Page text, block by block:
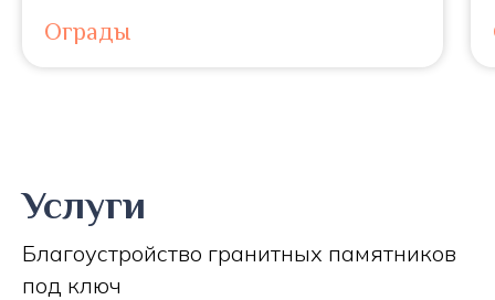
Ограды
Услуги
Благоустройство гранитных памятников
под ключ